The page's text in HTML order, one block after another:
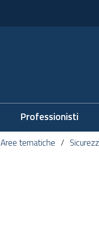
Professionisti
Aree tematiche